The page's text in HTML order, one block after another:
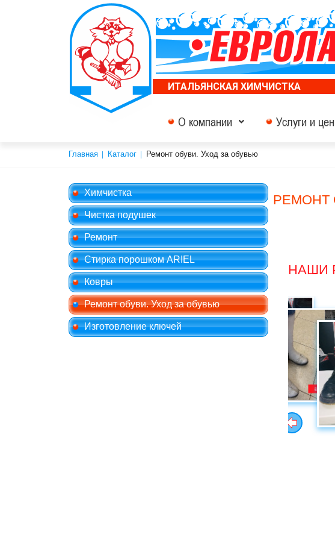
ИТАЛЬЯНСКАЯ ХИМЧИСТКА
Основная навигация
О компании Услуги и
Строка навигации
Главная Каталог Ремонт обуви. Уход за обувью
Химчистка
Чистка подушек
Ремонт
Стирка порошком ARIEL
Ковры
Ремонт обуви. Уход за обувью
Изготовление ключей
РЕМОНТ
НАШИ